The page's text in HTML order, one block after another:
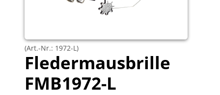
(Art.-Nr.: 1972-L)
Fledermausbrille
FMB1972-L